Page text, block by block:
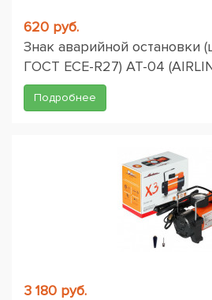
620 руб.
Знак аварийной остановки
ГОСТ ЕСЕ-R27) AT-04
Подробнее
3 180 руб.